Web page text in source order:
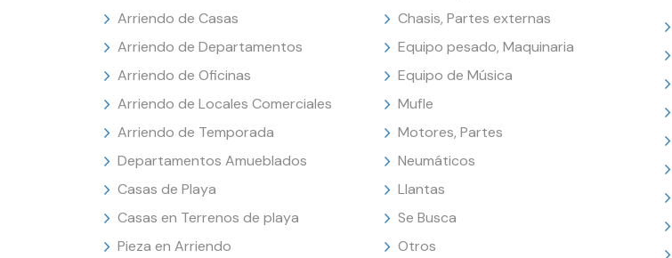
Arriendo de Casas
Arriendo de Departamentos
Arriendo de Oficinas
Arriendo de Locales Comerciales
Arriendo de Temporada
Departamentos Amueblados
Casas de Playa
Casas en Terrenos de playa
Pieza en Arriendo
Chasis, Partes externas
Equipo pesado, Maquinaria
Equipo de Música
Mufle
Motores, Partes
Neumáticos
Llantas
Se Busca
Otros